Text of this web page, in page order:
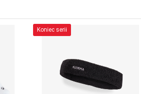
Koniec serii